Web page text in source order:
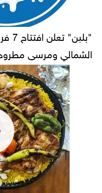
الشمالي ومرسى مطروح